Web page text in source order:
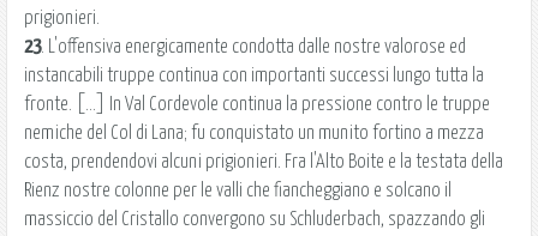
prigionieri.
23. L'offensiva energicamente condotta dalle nostre valorose ed
instancabili truppe continua con importanti successi lungo tutta la
fronte. [...] In Val Cordevole continua la pressione contro le truppe
nemiche del Col di Lana; fu conquistato un munito fortino a mezza
costa, prendendovi alcuni prigionieri. Fra l'Alto Boite e la testata della
Rienz nostre colonne per le valli che fiancheggiano e solcano il
massiccio del Cristallo convergono su Schluderbach, spazzando gli